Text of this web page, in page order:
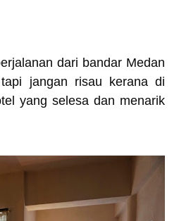
dari bandar Medan
jangan risau kerana di
yang selesa dan menarik